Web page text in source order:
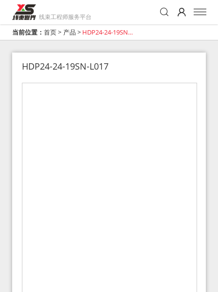
线束工程师服务平台
当前位置： 首页> 产品 > HDP24-24-19SN-
HDP24-24-19SN-L017